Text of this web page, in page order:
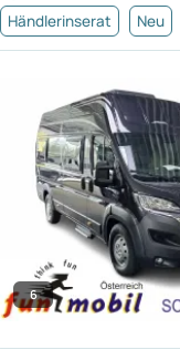
Händlerinserat Neu
6